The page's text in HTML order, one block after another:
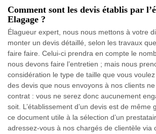
Comment sont les devis établis par
Elagage ?
Élagueur expert, nous nous mettons à votre
monter un devis détaillé, selon les travaux
faire faire. Celui-ci prendra en compte le
nous devons faire l’entretien ; mais nous
considération le type de taille que vous
des devis que nous envoyons à nos clients
contrat : vous ne serez donc aucunement
soit. L’établissement d’un devis est de même
ce document utile à la sélection d’un
adressez-vous à nos chargés de clientèle via